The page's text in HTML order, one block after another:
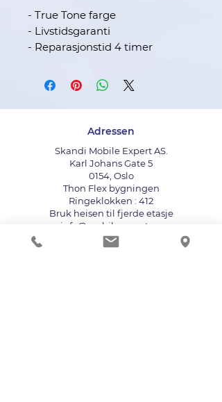
- True Tone farge
- Livstidsgaranti
- Reparasjonstid 4 timer
Adressen
Skandi Mobile Expert AS.
Karl Johans Gate 5
0154, Oslo
Thon Flex bygningen
Ringeklokken : 412
Bruk heisen til fjerde etasje
info@mobileexpert.no
+47 411 11 211